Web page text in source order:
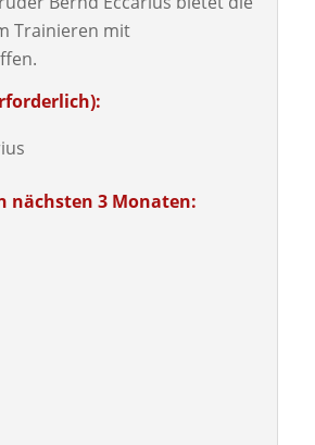
Trainieren mit
nächsten 3 Monaten: